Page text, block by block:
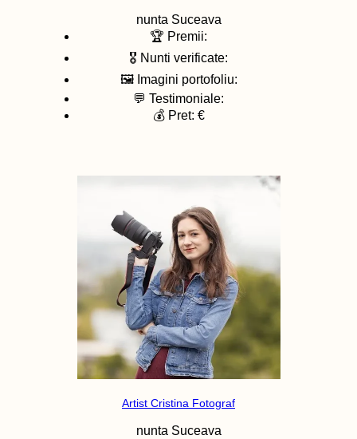
nunta Suceava
🏆 Premii:
🎖️ Nunti verificate:
🖼️ Imagini portofoliu:
💬 Testimoniale:
💰 Pret: €
Artist Cristina Fotograf
nunta Suceava